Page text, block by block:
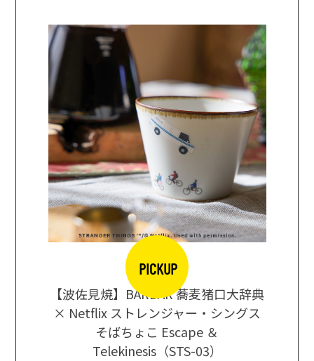
PICKUP
【波佐見焼】BARBAR 蕎麦猪口大辞典
× Netflix ストレンジャー・シングス
そばちょこ Escape ＆
Telekinesis（STS-03）